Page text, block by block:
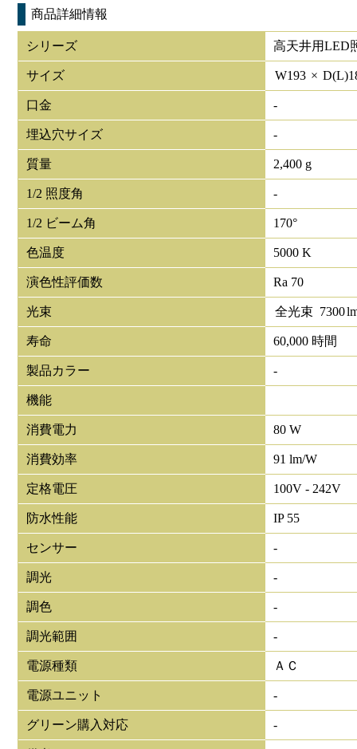
商品詳細情報
シリーズ 高天井用LED
サイズ W193 × D(L)
口金 -
埋込穴サイズ -
質量 2,400 g
1/2 照度角 -
1/2 ビーム角 170°
色温度 5000 K
演色性評価数 Ra 70
光束 全光束 7300
寿命 60,000 時間
製品カラー -
機能
消費電力 80 W
消費効率 91 lm/W
定格電圧 100V - 242V
防水性能 IP 55
センサー -
調光 -
調色 -
調光範囲 -
電源種類 ＡＣ
電源ユニット -
グリーン購入対応 -